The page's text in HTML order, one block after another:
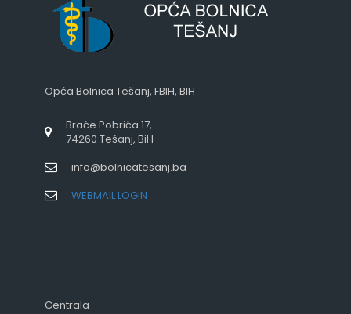
Opća Bolnica Tešanj, FBIH, BIH
Braće Pobrića 17,
74260 Tešanj, BiH
info@bolnicatesanj.ba
WEBMAIL LOGIN
Centrala